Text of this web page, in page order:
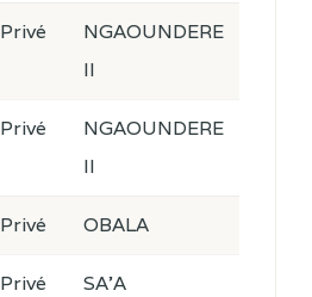
Privé
NGAOUNDERE
II
Privé
NGAOUNDERE
II
Privé OBALA
Privé SA'A